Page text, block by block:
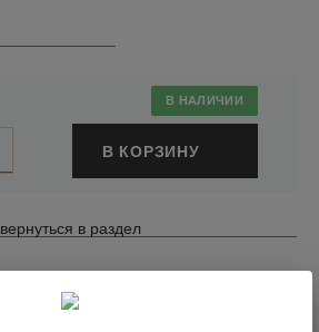
В НАЛИЧИИ
В КОРЗИНУ
вернуться в раздел